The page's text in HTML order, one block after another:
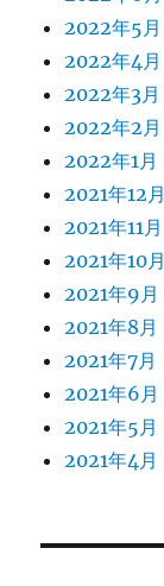
2022年5月
2022年4月
2022年3月
2022年2月
2022年1月
2021年12月
2021年11月
2021年10月
2021年9月
2021年8月
2021年7月
2021年6月
2021年5月
2021年4月